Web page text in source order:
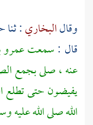
وقالالبخاري: ثنا
قال :سمعت
عنه ، صلى بجمع
يفيضون حتى تطلع
الله صلى الله